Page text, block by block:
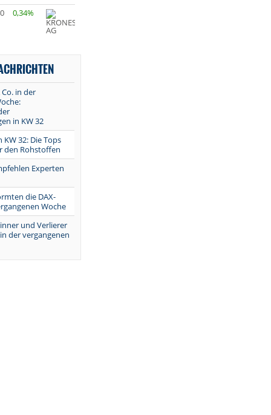
0,34%
in der
in KW 32
KW 32: Die Tops
den Rohstoffen
Experten
die DAX-
Woche
und Verlierer
der vergangenen